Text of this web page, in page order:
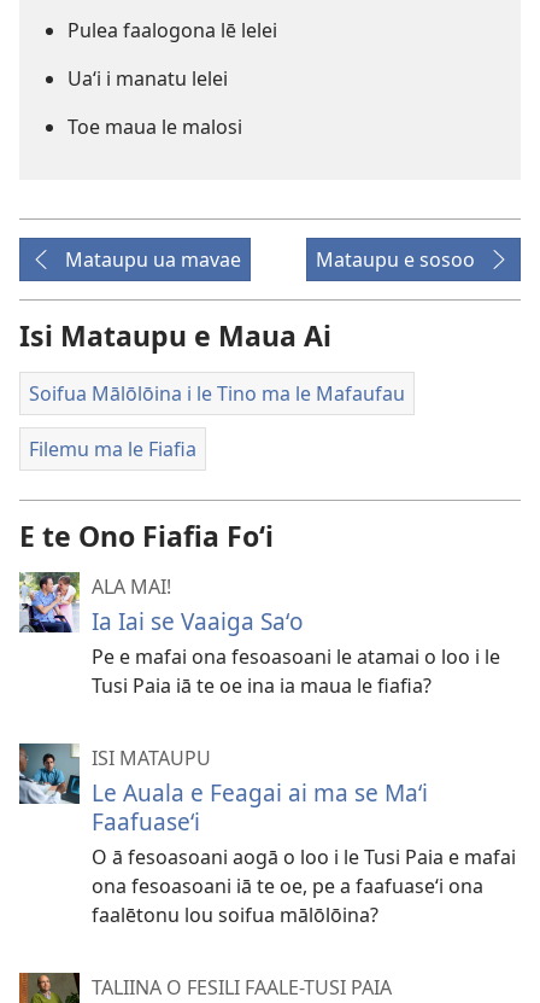
Pulea faalogona lē lelei
Uaʻi i manatu lelei
Toe maua le malosi
Mataupu ua mavae Mataupu e sosoo
Isi Mataupu e Maua Ai
Soifua Mālōlōina i le Tino ma le Mafaufau
Filemu ma le Fiafia
E te Ono Fiafia Foʻi
ALA MAI!
Ia Iai se Vaaiga Saʻo
Pe e mafai ona fesoasoani le atamai o loo i le
Tusi Paia iā te oe ina ia maua le fiafia?
ISI MATAUPU
Le Auala e Feagai ai ma se Maʻi
Faafuaseʻi
O ā fesoasoani aogā o loo i le Tusi Paia e mafai
ona fesoasoani iā te oe, pe a faafuaseʻi ona
faalētonu lou soifua mālōlōina?
TALIINA O FESILI FAALE-TUSI PAIA